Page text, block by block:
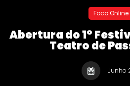
Foco Online
Abertura do 1°
Teatro de
Junho